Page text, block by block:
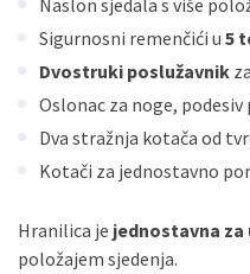
Naslon sjedala s više
Sigurnosni remenčići u 5
Dvostruki poslužavnik
Oslonac za noge, podesiv
Dva stražnja kotača od
Kotači za jednostavno
Hranilica je jednostavna
položajem sjedenja.